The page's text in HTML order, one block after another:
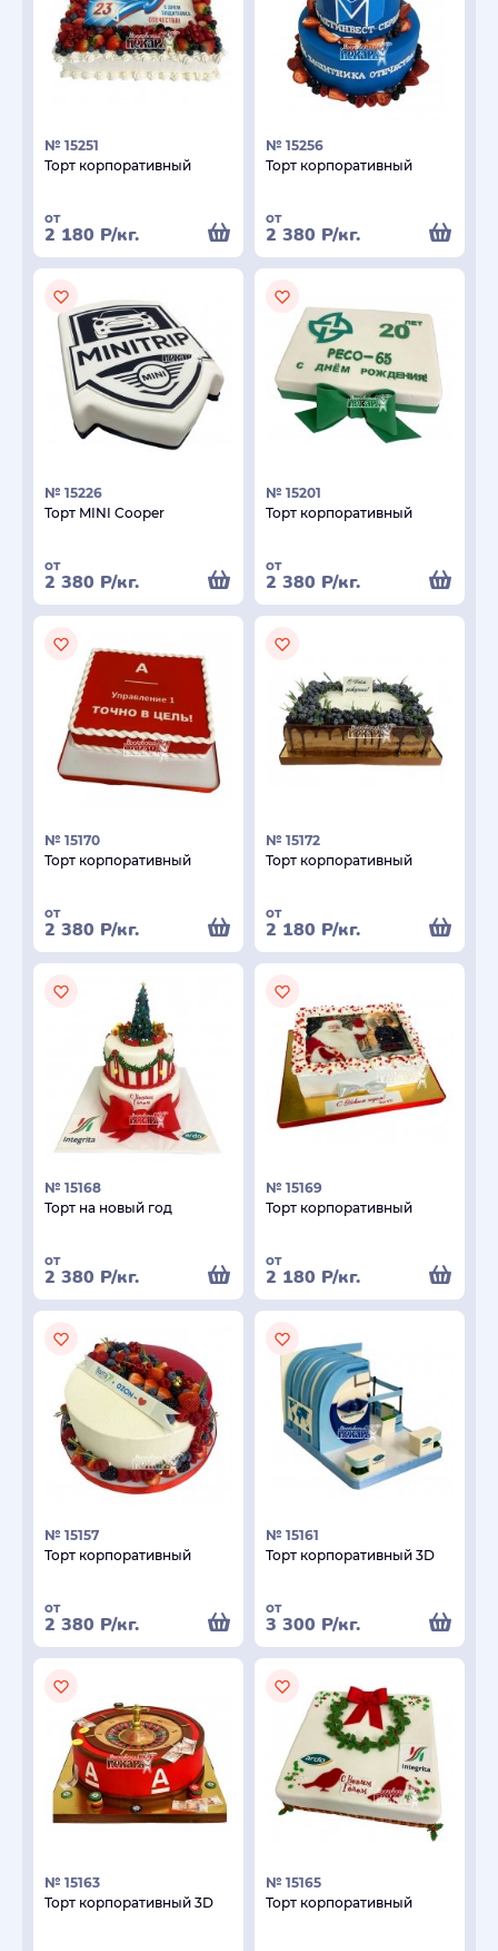
№ 15251
Торт корпоративный
от
2 180 Р/кг.
№ 15256
Торт корпоративный
от
2 380 Р/кг.
№ 15226
Торт MINI Cooper
от
2 380 Р/кг.
№ 15201
Торт корпоративный
от
2 380 Р/кг.
№ 15170
Торт корпоративный
от
2 380 Р/кг.
№ 15172
Торт корпоративный
от
2 180 Р/кг.
№ 15168
Торт на новый год
от
2 380 Р/кг.
№ 15169
Торт корпоративный
от
2 180 Р/кг.
№ 15157
Торт корпоративный
от
2 380 Р/кг.
№ 15161
Торт корпоративный 3D
от
3 300 Р/кг.
№ 15163
Торт корпоративный 3D
№ 15165
Торт корпоративный